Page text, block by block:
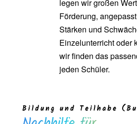
legen wir großen
Förderung,
Stärken und
Einzelunterricht oder
wir finden das
jeden Schüler.
Bildung und Teilhabe